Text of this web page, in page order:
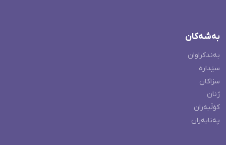
بەشەکان
بەندکراوان
سێدارە
سزاکان
ژنان
کۆڵبەران
پەنابەران